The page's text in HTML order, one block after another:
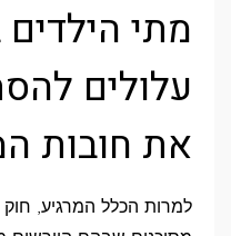
מתי
עלולים
את חובות
למרות הכלל המרגיע,